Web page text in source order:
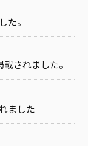
た。
されました。
ました